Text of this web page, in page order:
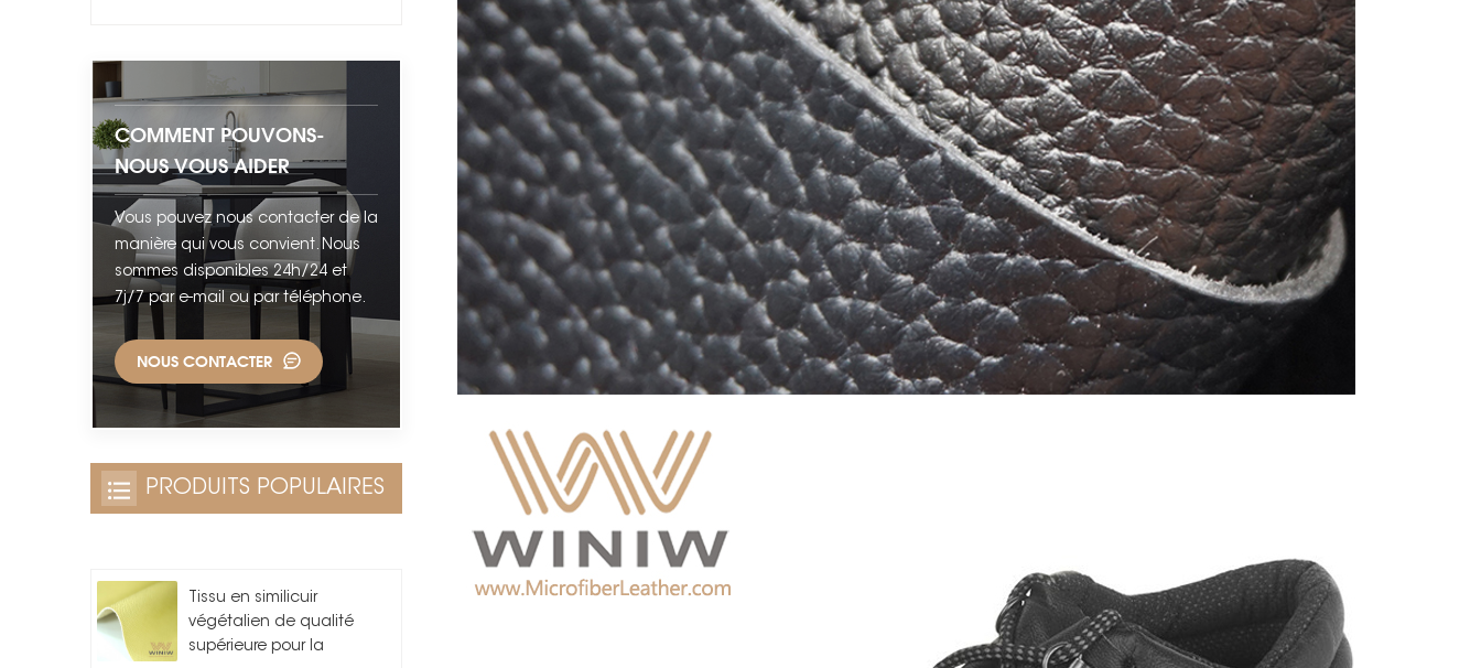
COMMENT POUVONS-
NOUS VOUS AIDER
Vous pouvez nous contacter de la
manière qui vous convient. Nous
sommes disponibles 24h/24 et
7j/7 par e-mail ou par téléphone.
NOUS CONTACTER
PRODUITS POPULAIRES
Tissu en similicuir
végétalien de qualité
supérieure pour la